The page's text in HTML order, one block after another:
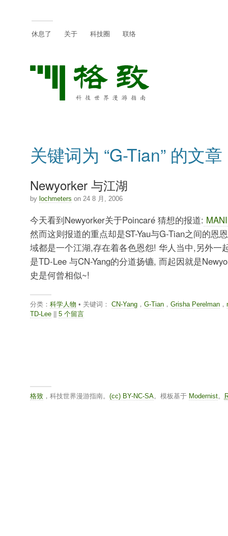
休息了 关于 科技圈 联络
关键词为 “G-Tian” 的文章
Newyorker 与江湖
by lochmeters on 24 8 月, 2006
今天看到Newyorker关于Poincaré 猜想的报道:
然而这则报道的重点却是ST-Yau与G-Tian之间的恩
域都是一个江湖,存在着各色恩怨! 华人当中,另外一
是TD-Lee 与CN-Yang的分道扬镳, 而起因就是
史是何曾相似~!
分类： 科学人物 • 关键词： CN-Yang， G-Tian， Grisha Perelman，
TD-Lee|| 5 个留言
格致，科技世界漫游指南。 (cc) BY-NC-SA。模板基于 Modernist。